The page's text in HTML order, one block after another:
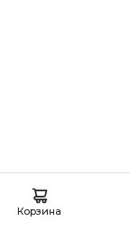
Корзина